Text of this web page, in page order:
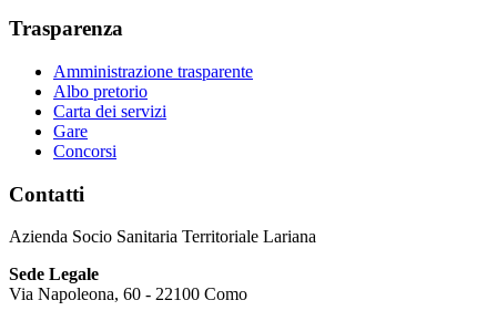
Trasparenza
Amministrazione trasparente
Albo pretorio
Carta dei servizi
Gare
Concorsi
Contatti
Azienda Socio Sanitaria Territoriale Lariana
Sede Legale
Via Napoleona, 60 - 22100 Como